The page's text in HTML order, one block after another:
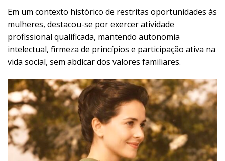
Em um contexto histórico de restritas oportunidades às
mulheres, destacou-se por exercer atividade
profissional qualificada, mantendo autonomia
intelectual, firmeza de princípios e participação ativa na
vida social, sem abdicar dos valores familiares.